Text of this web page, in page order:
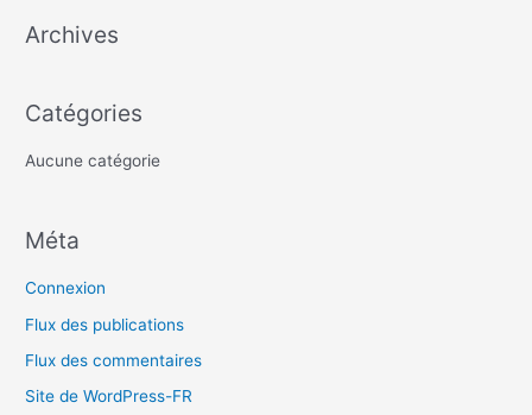
Archives
Catégories
Aucune catégorie
Méta
Connexion
Flux des publications
Flux des commentaires
Site de WordPress-FR